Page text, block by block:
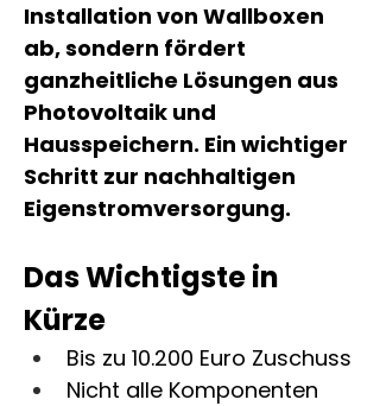
Installation von Wallboxen
ab, sondern fördert
ganzheitliche Lösungen aus
Photovoltaik und
Hausspeichern. Ein wichtiger
Schritt zur nachhaltigen
Eigenstromversorgung.
Das Wichtigste in
Kürze
Bis zu 10.200 Euro Zuschuss
Nicht alle Komponenten